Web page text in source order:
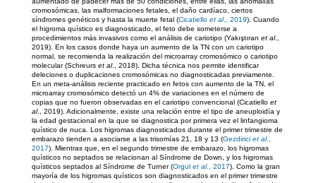
cromosómicas, las malformaciones fetales, el daño cardíaco, ciertos
síndromes genéticos y hasta la muerte fetal (Cicatiello et al., 2019). Cuando
el higroma quístico es diagnosticado, el feto debe someterse a
procedimientos más invasivos como el análisis de cariotipo (Yakıştıran et al.,
2019). En los casos donde haya un aumento de la TN con un cariotipo
normal, se recomienda la realización del microarray cromosómico o cariotipo
molecular (Schreurs et al., 2018). Dicha técnica nos permite identificar
deleciones o duplicaciones cromosómicas no diagnosticadas previamente.
En un meta-análisis reciente practicado en fetos con aumento de la TN, el
microarray cromosómico detectó un 4% de variaciones en el número de
copias que no fueron observadas en el cariotipo convencional (Cicatiello et
al., 2019). Adicionalmente, existe una relación entre el tipo de aneuploidía y
la edad gestacional en la que se diagnostica por primera vez el linfangioma
quístico de nuca. Los higromas diagnosticados durante el primer trimestre de
embarazo tienden a asociarse a las trisomías 21, 18 y 13 (Gezdirici et al.,
2017). Mientras que, en el segundo trimestre de embarazo, los higromas
quísticos no septados se relacionan al Síndrome de Down, y los higromas
quísticos septados al Síndrome de Turner (Orgul et al., 2017). Como la gran
mayoría de los higromas quísticos son diagnosticados en el primer trimestre